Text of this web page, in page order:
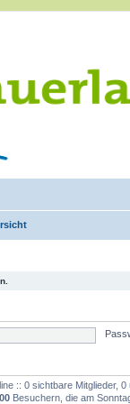
:: 0 sichtbare Mitglieder,
Besuchern, die am